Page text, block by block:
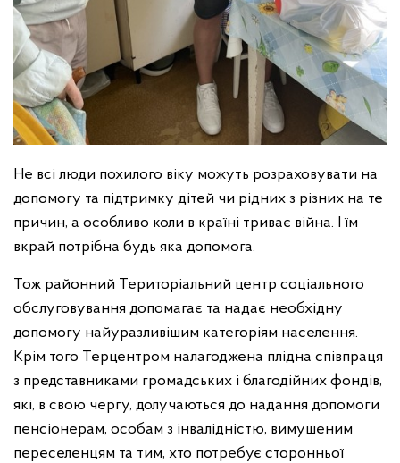
Не всі люди похилого віку можуть розраховувати на
допомогу та підтримку дітей чи рідних з різних на те
причин, а особливо коли в країні триває війна. І їм
вкрай потрібна будь яка допомога.
Тож районний Територіальний центр соціального
обслуговування допомагає та надає необхідну
допомогу найуразливішим категоріям населення.
Крім того Терцентром налагоджена плідна співпраця
з представниками громадських і благодійних фондів,
які, в свою чергу, долучаються до надання допомоги
пенсіонерам, особам з інвалідністю, вимушеним
переселенцям та тим, хто потребує сторонньої